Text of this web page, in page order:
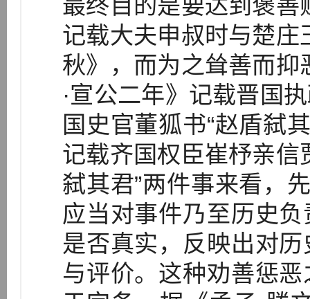
最终目的是要达到褒善
记载大夫申叔时与楚庄
秋》，而为之耸善而抑
·宣公二年》记载晋国
国史官董狐书“赵盾弑
记载齐国权臣崔杼亲信
弑其君”两件事来看，
应当对事件乃至历史
是否真实，反映出对
与评价。这种劝善惩